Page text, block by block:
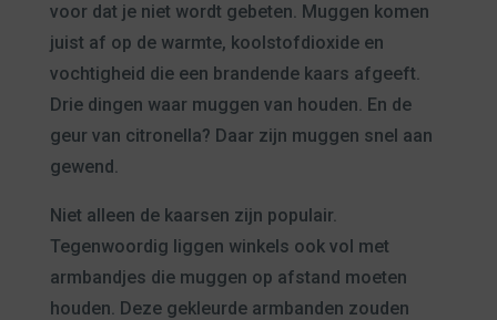
voor dat je niet wordt gebeten. Muggen komen
juist af op de warmte, koolstofdioxide en
vochtigheid die een brandende kaars afgeeft.
Drie dingen waar muggen van houden. En de
geur van citronella? Daar zijn muggen snel aan
gewend.
Niet alleen de kaarsen zijn populair.
Tegenwoordig liggen winkels ook vol met
armbandjes die muggen op afstand moeten
houden. Deze gekleurde armbanden zouden